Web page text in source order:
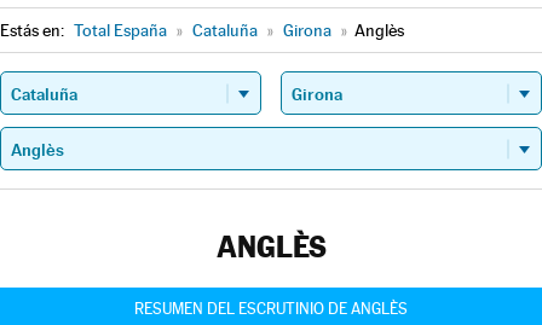
Estás en: Total España » Cataluña » Girona » Anglès
ANGLÈS
RESUMEN DEL ESCRUTINIO DE ANGLÈS